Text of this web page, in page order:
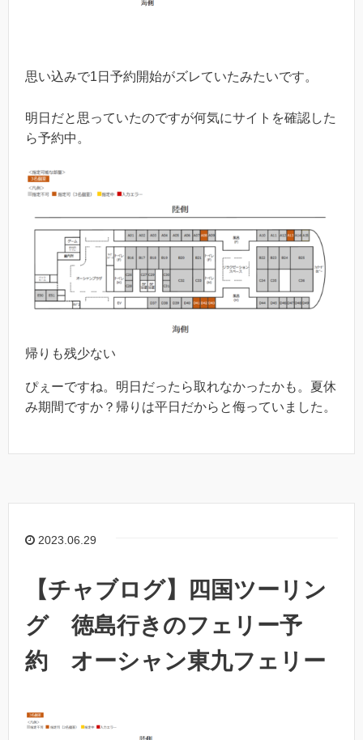
思い込みで1日予約開始がズレていたみたいです。
明日だと思っていたのですが何気にサイトを確認した
ら予約中。
帰りも残少ない
ぴぇーですね。明日だったら取れなかったかも。夏休
み期間ですか？帰りは平日だからと侮っていました。
2023.06.29
【チャブログ】四国ツーリン
グ 徳島行きのフェリー予
約 オーシャン東九フェリー